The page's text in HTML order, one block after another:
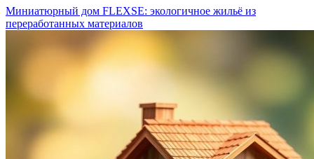
Миниатюрный дом FLEXSE: экологичное жильё из
переработанных материалов